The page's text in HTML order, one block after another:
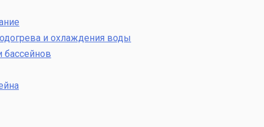
и охлаждения воды
бассейнов